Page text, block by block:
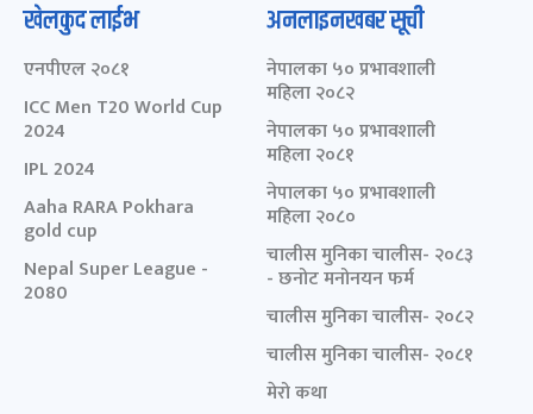
खेलकुद लाईभ
एनपीएल २०८१
ICC Men T20 World Cup
2024
IPL 2024
Aaha RARA Pokhara
gold cup
Nepal Super League -
2080
अनलाइनखबर सूची
नेपालका ५० प्रभावशाली
महिला २०८२
नेपालका ५० प्रभावशाली
महिला २०८१
नेपालका ५० प्रभावशाली
महिला २०८०
चालीस मुनिका चालीस- २०८३
- छनोट मनोनयन फर्म
चालीस मुनिका चालीस- २०८२
चालीस मुनिका चालीस- २०८१
मेरो कथा